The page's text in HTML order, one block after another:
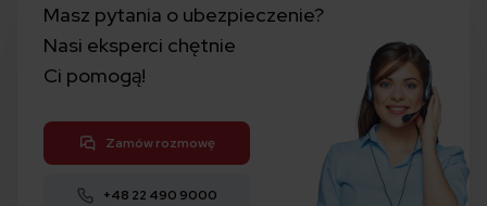
Masz pytania o ubezpieczenie?
Nasi eksperci chętnie
Ci pomogą!
Zamów rozmowę
+48 22 490 9000